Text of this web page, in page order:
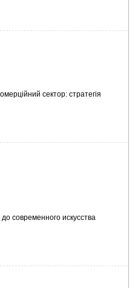
сектор: стратегія
современного искусства